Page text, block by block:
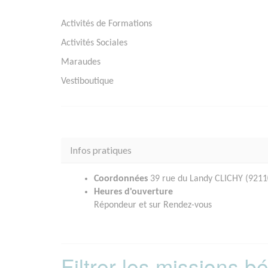
Activités de Formations
Activités Sociales
Maraudes
Vestiboutique
Infos pratiques
Coordonnées 39 rue du Landy CLICHY
Heures d'ouverture
Répondeur et sur Rendez-vous